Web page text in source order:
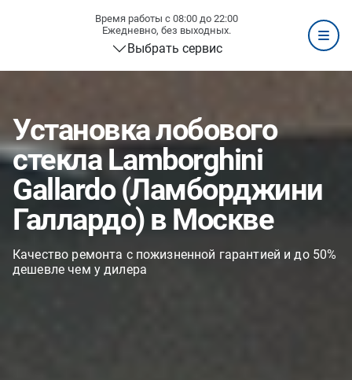
Время работы с 08:00 до 22:00
Ежедневно, без выходных.
Выбрать сервис
Установка лобового
стекла Lamborghini
Gallardo (Ламборджини
Галлардо) в Москве
Качество ремонта с пожизненной гарантией и до 50%
дешевле чем у дилера